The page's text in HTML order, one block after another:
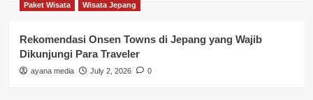
Paket Wisata Wisata Jepang
Rekomendasi Onsen Towns di Jepang yang Wajib
Dikunjungi Para Traveler
ayana media July 2, 2026 0